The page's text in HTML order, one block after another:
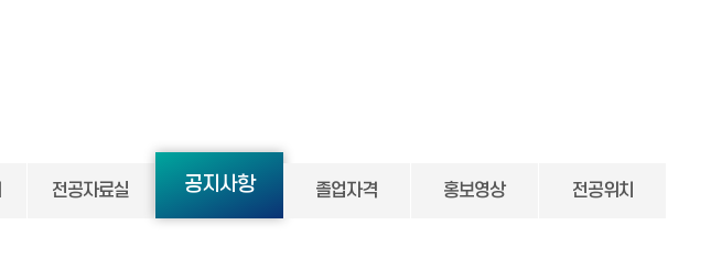
전공자료실 공지사항 졸업자격 홍보영상 전공위치